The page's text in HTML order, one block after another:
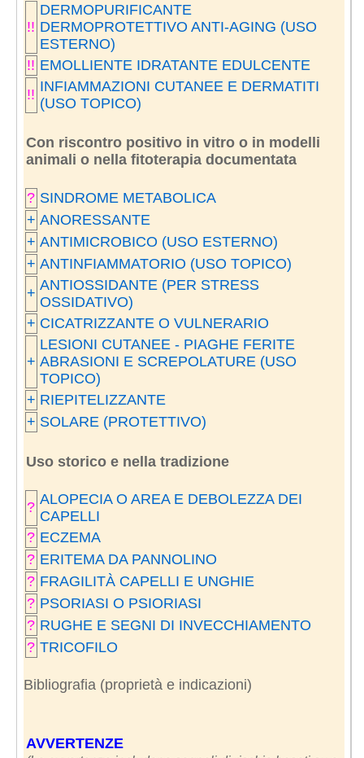
!!
DERMOPURIFICANTE
DERMOPROTETTIVO ANTI-AGING (USO
ESTERNO)
!! EMOLLIENTE IDRATANTE EDULCENTE
!! INFIAMMAZIONI CUTANEE E DERMATITI
(USO TOPICO)
Con riscontro positivo in vitro o in modelli
animali o nella fitoterapia documentata
? SINDROME METABOLICA
+ ANORESSANTE
+ ANTIMICROBICO (USO ESTERNO)
+ ANTINFIAMMATORIO (USO TOPICO)
+ ANTIOSSIDANTE (PER STRESS
OSSIDATIVO)
+ CICATRIZZANTE O VULNERARIO
+
LESIONI CUTANEE - PIAGHE FERITE
ABRASIONI E SCREPOLATURE (USO
TOPICO)
+ RIEPITELIZZANTE
+ SOLARE (PROTETTIVO)
Uso storico e nella tradizione
? ALOPECIA O AREA E DEBOLEZZA DEI
CAPELLI
? ECZEMA
? ERITEMA DA PANNOLINO
? FRAGILITÀ CAPELLI E UNGHIE
? PSORIASI O PSIORIASI
? RUGHE E SEGNI DI INVECCHIAMENTO
? TRICOFILO
Bibliografia (proprietà e indicazioni)
AVVERTENZE